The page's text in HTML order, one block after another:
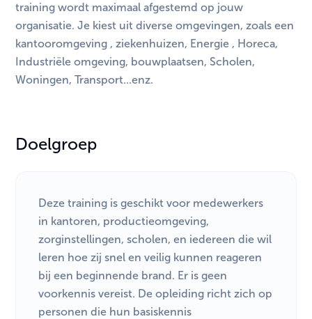
training wordt maximaal afgestemd op jouw
organisatie. Je kiest uit diverse omgevingen, zoals een
kantooromgeving , ziekenhuizen, Energie , Horeca,
Industriële omgeving, bouwplaatsen, Scholen,
Woningen, Transport...enz.
Doelgroep
Deze training is geschikt voor medewerkers
in kantoren, productieomgeving,
zorginstellingen, scholen, en iedereen die wil
leren hoe zij snel en veilig kunnen reageren
bij een beginnende brand. Er is geen
voorkennis vereist. De opleiding richt zich op
personen die hun basiskennis